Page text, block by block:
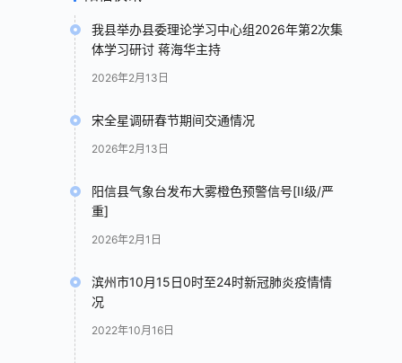
我县举办县委理论学习中心组2026年第2次集
体学习研讨 蒋海华主持
2026年2月13日
宋全星调研春节期间交通情况
2026年2月13日
阳信县气象台发布大雾橙色预警信号[II级/严
重]
2026年2月1日
滨州市10月15日0时至24时新冠肺炎疫情情
况
2022年10月16日